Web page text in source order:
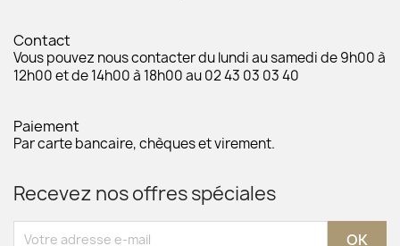
Contact
Vous pouvez nous contacter du lundi au samedi de 9h00 à
12h00 et de 14h00 à 18h00 au 02 43 03 03 40
Paiement
Par carte bancaire, chèques et virement.
Recevez nos offres spéciales